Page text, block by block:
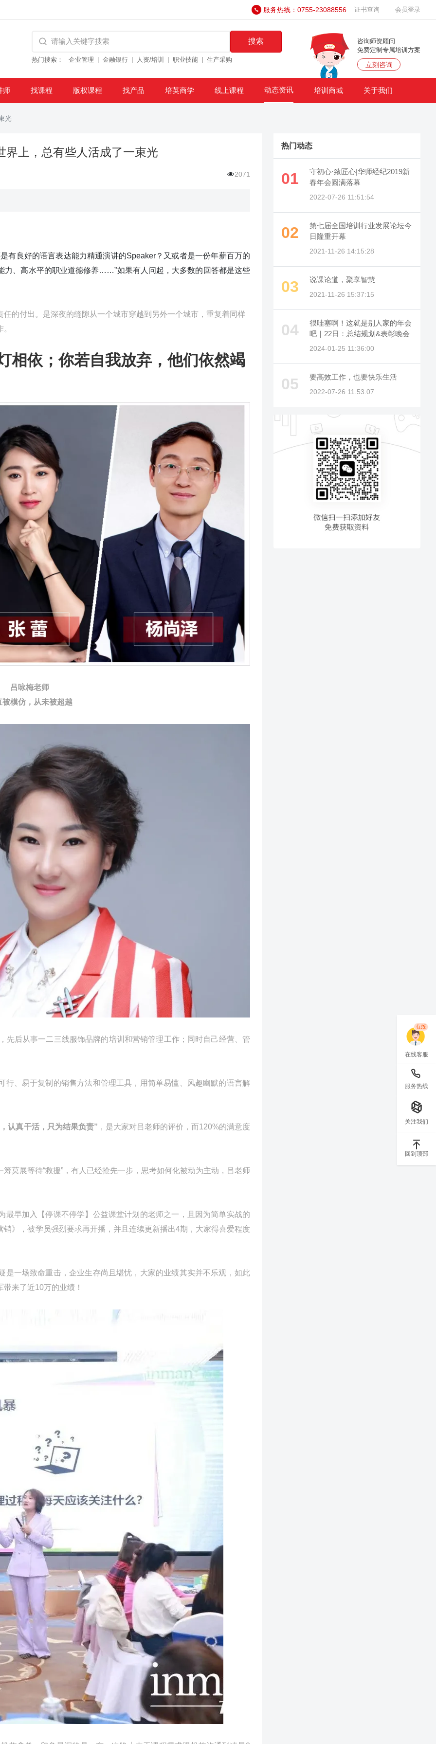
服务热线：0755-23088556 证书查询 会员登录
搜索
热门搜索： 企业管理 金融银行 人资/培训 职业技能 生产采购
咨询师资顾问
免费定制专属培训方案
立刻咨询
师 找课程 版权课程 找产品 培英商学 线上课程 动态资讯 培训商城 关于我们
光
界上，总有些人活成了一束光
2071
有良好的语言表达能力精通演讲的Speaker？ 又或者是一份年薪百万的
力、高水平的职业道德修养……”如果有人问起，大多数的回答都是这些
的付出。是深夜的缝隙从一个城市穿越到另外一个城市，重复着同样
相依；你若自我放弃，他们依然竭
吕咏梅老师
被模仿，从未被超越
先后从事一二三线服饰品牌的培训和营销管理工作； 同时自己经营、管
、易于复制的销售方法和管理工具，用简单易懂、风趣幽默的语言解
认真干活，只为结果负责” ，是大家对吕老师的评价，而120%的满意度
莫展等待“救援”，有人已经抢先一步，思考如何化被动为主动，吕老师
早加入【停课不停学】公益课堂计划的老师之一，且因为简单实战的
》，被学员强烈要求再开播，并且连续更新播出4期，大家得喜爱程度
一场致命重击，企业生存尚且堪忧，大家的业绩其实并不乐观，如此
来了近10万的业绩！
热门动态
01
守初心·致匠心|华师经纪2019新
春年会圆满落幕
2022-07-26 11:51:54
02
第七届全国培训行业发展论坛今
日隆重开幕
2021-11-26 14:15:28
03 说课论道，聚享智慧
2021-11-26 15:37:15
04
很哇塞啊！这就是别人家的年会
吧｜22日：总结规划&表彰晚会
2024-01-25 11:36:00
05 要高效工作，也要快乐生活
2022-07-26 11:53:07
在线客服
服务热线
关注我们
回到顶部